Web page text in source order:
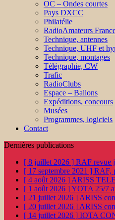
OC – Ondes courtes
Pays DXCC
Philatélie
RadioAmateurs
Technique, antennes
Technique, UHF et
Technique, montages
Télégraphie, CW
Trafic
RadioClubs
Espace – Ballons
Expéditions, concours
Musées
Programmes, logiciels
Contact
Dernières publications
[ 8 juillet 2026 ] RAF revue
[ 17 septembre 2021 ] RAF,
[ 4 août 2026 ] ARISS
[ 1 août 2026 ]YOTA 25/7
[ 21 juillet 2026 ] ARISS
[ 20 juillet 2026 ] ARISS
[ 14 juillet 2026 ] IOTA